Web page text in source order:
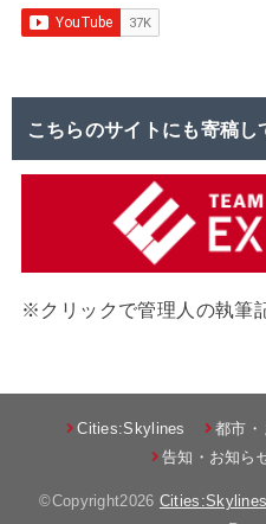
こちらのサイトにも寄稿し
※クリックで管理人の執筆
Cities:Skylines 都市・
告知・お知ら
©Copyright2026